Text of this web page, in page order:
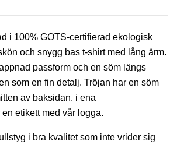
i 100% GOTS-certifierad ekologisk
och snygg bas t-shirt med lång ärm.
passform och en söm längs
som en fin detalj. Tröjan har en söm
av baksidan. i ena
etikett med vår logga.
i bra kvalitet som inte vrider sig